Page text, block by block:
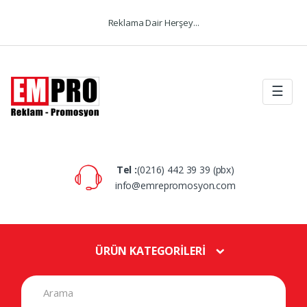
Reklama Dair Herşey...
☰
Tel :(0216) 442 39 39 (pbx)
info@emrepromosyon.com
ÜRÜN KATEGORİLERİ
S
e